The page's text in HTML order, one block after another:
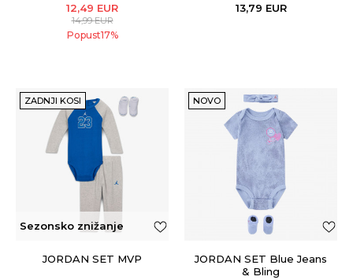
12,49 EUR
14,99EUR
Popust17%
13,79 EUR
ZADNJI KOSI
Sezonsko znižanje
JORDAN SET MVP
NOVO
JORDAN SET Blue Jeans
& Bling